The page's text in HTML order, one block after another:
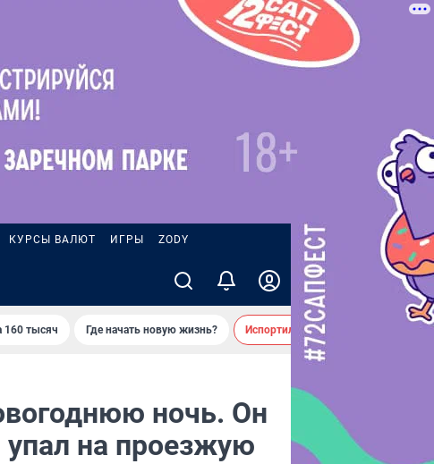
КУРСЫ ВАЛЮТ ИГРЫ ZODY
160 тысяч Где начать новую жизнь? Испортил десятки машин во дворе
ночь. Он
на проезжую